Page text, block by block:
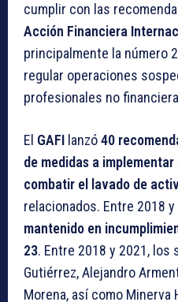
cumplir con las
Acción Financiera
principalmente la número
regular operaciones
profesionales no
El GAFI lanzó40
de medidas a
combatir el lavado de
relacionados. Entre 2018 y
mantenido en
23. Entre 2018 y 2021, los
Gutiérrez, Alejandro
Morena, así como Minerva